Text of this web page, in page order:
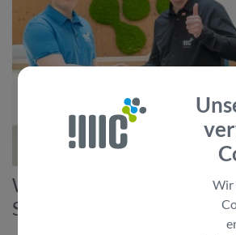
Willkommen im Team:
Steinauer
Wir